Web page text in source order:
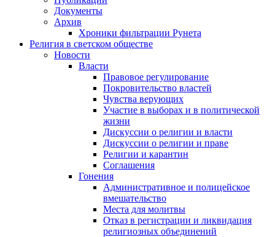
Документы
Архив
Хроники фильтрации Рунета
Религия в светском обществе
Новости
Власти
Правовое регулирование
Покровительство властей
Чувства верующих
Участие в выборах и в политической
жизни
Дискуссии о религии и власти
Дискуссии о религии и праве
Религии и карантин
Соглашения
Гонения
Административное и полицейское
вмешательство
Места для молитвы
Отказ в регистрации и ликвидация
религиозных объединений